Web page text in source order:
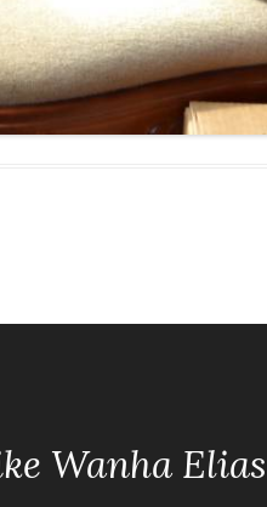
Wanha Elias